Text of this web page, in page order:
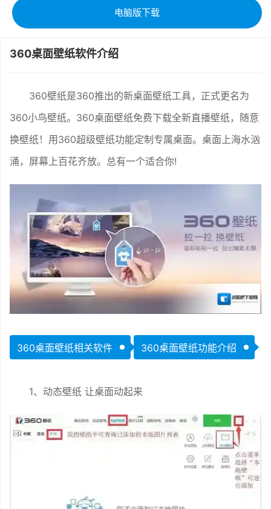
电脑版下载
360桌面壁纸软件介绍
360壁纸是360推出的新桌面壁纸工具，正式更名为
360小鸟壁纸。360桌面壁纸免费下载全新直播壁纸，随意
换壁纸！用360超级壁纸功能定制专属桌面。桌面上海水汹
涌，屏幕上百花齐放。总有一个适合你!
360桌面壁纸相关软件 360桌面壁纸功能介绍
1、动态壁纸 让桌面动起来